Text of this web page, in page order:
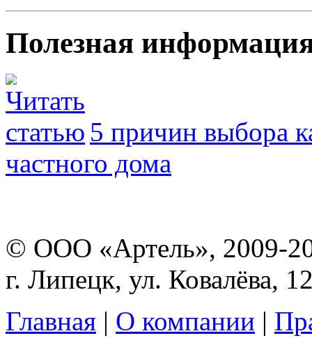
Полезная
5 причин выбора
частного дома
© ООО «Артель», 2009-
г. Липецк, ул. Ковалёва,
Главная | О компании |